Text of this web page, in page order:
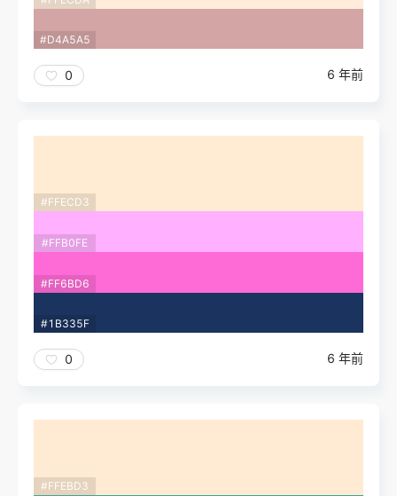
#D4A5A5
0 6 年前
#FFECD3
#FFB0FE
#FF6BD6
#1B335F
0 6 年前
#FFEBD3